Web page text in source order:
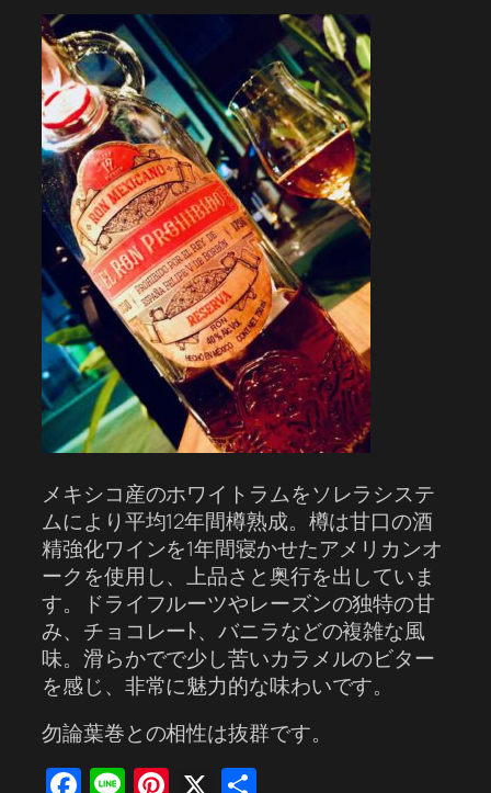
メキシコ産のホワイトラムをソレラシステ
ムにより平均12年間樽熟成。樽は甘口の酒
精強化ワインを1年間寝かせたアメリカンオ
ークを使用し、上品さと奥行を出していま
す。ドライフルーツやレーズンの独特の甘
み、チョコレーﾄ、バニラなどの複雑な風
味。滑らかでで少し苦いカラメルのビター
を感じ、非常に魅力的な味わいです。
勿論葉巻との相性は抜群です。